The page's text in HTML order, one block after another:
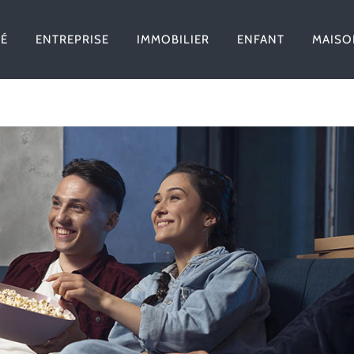
ENTREPRISE IMMOBILIER ENFANT